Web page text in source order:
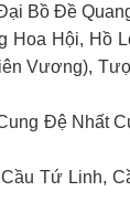
Bồ Đề
Hội, Hồ
Vương),
Đệ Nhất
Tứ Linh,